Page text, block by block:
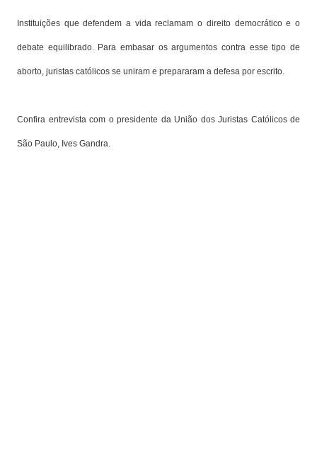
Instituições que defendem a vida reclamam o direito democrático e o
debate equilibrado. Para embasar os argumentos contra esse tipo de
aborto, juristas católicos se uniram e prepararam a defesa por escrito.
Confira entrevista com o presidente da União dos Juristas Católicos de
São Paulo, Ives Gandra.